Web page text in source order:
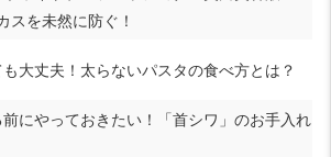
スを未然に防ぐ！
大丈夫！太らないパスタの食べ方とは？
にやっておきたい！「首シワ」のお手入れ